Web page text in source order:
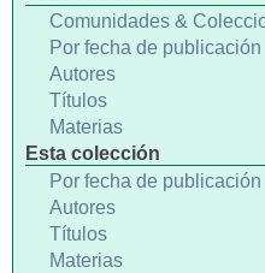
Comunidades &
Por fecha de publicación
Autores
Títulos
Materias
Esta colección
Por fecha de publicación
Autores
Títulos
Materias